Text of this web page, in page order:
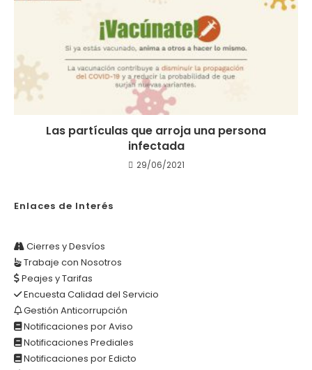
Las partículas que arroja una persona
infectada
29/06/2021
Enlaces de Interés
Cierres y Desvíos
Trabaje con Nosotros
Peajes y Tarifas
Encuesta Calidad del Servicio
Gestión Anticorrupción
Notificaciones por Aviso
Notificaciones Prediales
Notificaciones por Edicto